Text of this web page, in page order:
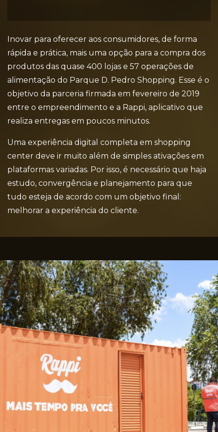
Inovar para oferecer aos consumidores, de forma
rápida e prática, mais uma opção para a compra dos
produtos das quase 400 lojas e 57 operações de
alimentação do Parque D. Pedro Shopping. Esse é o
objetivo da parceria firmada em fevereiro de 2019
entre o empreendimento e a Rappi, aplicativo que
realiza entregas em poucos minutos.
Uma experiência digital completa em shopping
center deve ir muito além de simples ativações em
plataformas variadas. Por isso, é necessário que haja
estudo, convergência e planejamento para que
tudo esteja de acordo com um objetivo final:
melhorar a experiência do cliente.